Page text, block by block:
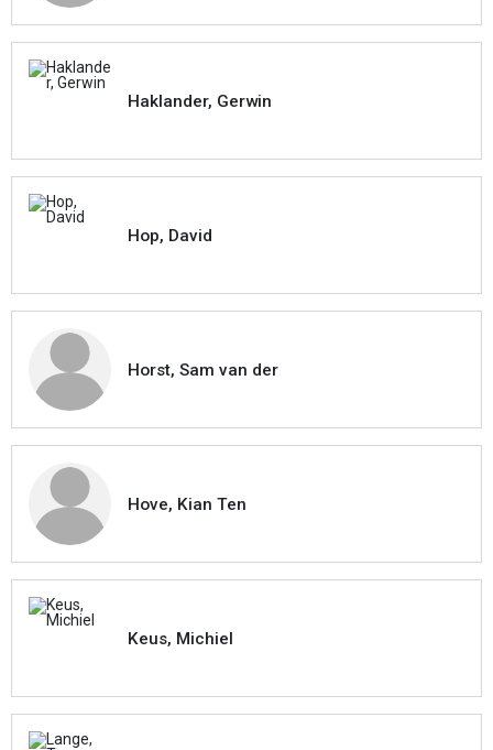
Haklander, Gerwin
Hop, David
Horst, Sam van der
Hove, Kian Ten
Keus, Michiel